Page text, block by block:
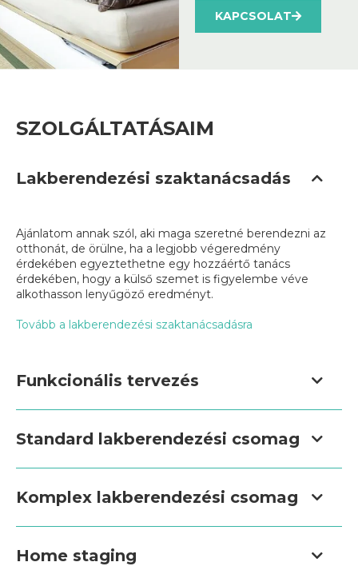
KAPCSOLAT
SZOLGÁLTATÁSAIM
Lakberendezési szaktanácsadás
Ajánlatom annak szól, aki maga szeretné berendezni az
otthonát, de örülne, ha a legjobb végeredmény
érdekében egyeztethetne egy hozzáértő tanács
érdekében, hogy a külső szemet is figyelembe véve
alkothasson lenyűgöző eredményt.
Tovább a lakberendezési szaktanácsadásra
Funkcionális tervezés
Standard lakberendezési csomag
Komplex lakberendezési csomag
Home staging